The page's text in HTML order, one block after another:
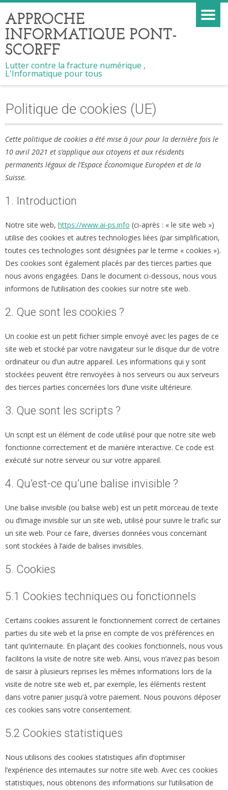
APPROCHE
INFORMATIQUE PONT-
SCORFF
Lutter contre la fracture numérique ,
L'Informatique pour tous
Politique de cookies (UE)
Cette politique de cookies a été mise à jour pour la dernière fois le
10 avril 2021 et s’applique aux citoyens et aux résidents
permanents légaux de l’Espace Économique Européen et de la
Suisse.
1. Introduction
Notre site web, https://www.ai-ps.info (ci-après : « le site web »)
utilise des cookies et autres technologies liées (par simplification,
toutes ces technologies sont désignées par le terme « cookies »).
Des cookies sont également placés par des tierces parties que
nous avons engagées. Dans le document ci-dessous, nous vous
informons de l’utilisation des cookies sur notre site web.
2. Que sont les cookies ?
Un cookie est un petit fichier simple envoyé avec les pages de ce
site web et stocké par votre navigateur sur le disque dur de votre
ordinateur ou d’un autre appareil. Les informations qui y sont
stockées peuvent être renvoyées à nos serveurs ou aux serveurs
des tierces parties concernées lors d’une visite ultérieure.
3. Que sont les scripts ?
Un script est un élément de code utilisé pour que notre site web
fonctionne correctement et de manière interactive. Ce code est
exécuté sur notre serveur ou sur votre appareil.
4. Qu’est-ce qu’une balise invisible ?
Une balise invisible (ou balise web) est un petit morceau de texte
ou d’image invisible sur un site web, utilisé pour suivre le trafic sur
un site web. Pour ce faire, diverses données vous concernant
sont stockées à l’aide de balises invisibles.
5. Cookies
5.1 Cookies techniques ou fonctionnels
Certains cookies assurent le fonctionnement correct de certaines
parties du site web et la prise en compte de vos préférences en
tant qu’internaute. En plaçant des cookies fonctionnels, nous vous
facilitons la visite de notre site web. Ainsi, vous n’avez pas besoin
de saisir à plusieurs reprises les mêmes informations lors de la
visite de notre site web et, par exemple, les éléments restent
dans votre panier jusqu’à votre paiement. Nous pouvons déposer
ces cookies sans votre consentement.
5.2 Cookies statistiques
Nous utilisons des cookies statistiques afin d’optimiser
l’expérience des internautes sur notre site web. Avec ces cookies
statistiques, nous obtenons des informations sur l’utilisation de